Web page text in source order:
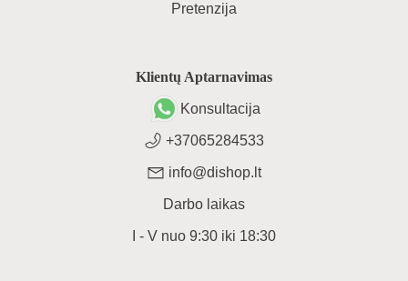
Pretenzija
Klientų Aptarnavimas
Konsultacija
+37065284533
info@dishop.lt
Darbo laikas
I - V nuo 9:30 iki 18:30